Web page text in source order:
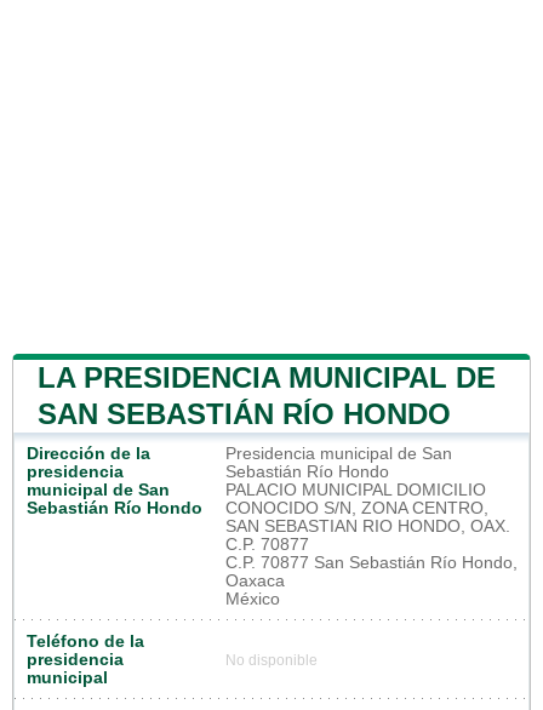
LA PRESIDENCIA MUNICIPAL DE
SAN SEBASTIÁN RÍO HONDO
Dirección de la
presidencia
municipal de San
Sebastián Río Hondo
Presidencia municipal de San
Sebastián Río Hondo
PALACIO MUNICIPAL DOMICILIO
CONOCIDO S/N, ZONA CENTRO,
SAN SEBASTIAN RIO HONDO, OAX.
C.P. 70877
C.P. 70877 San Sebastián Río Hondo,
Oaxaca
México
Teléfono de la
presidencia
municipal
No disponible